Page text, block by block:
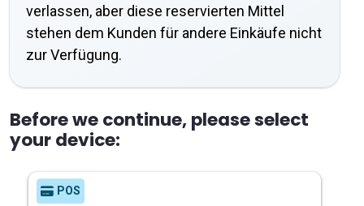
verlassen, aber diese reservierten Mittel
stehen dem Kunden für andere Einkäufe nicht
zur Verfügung.
Before we continue, please select
your device:
POS